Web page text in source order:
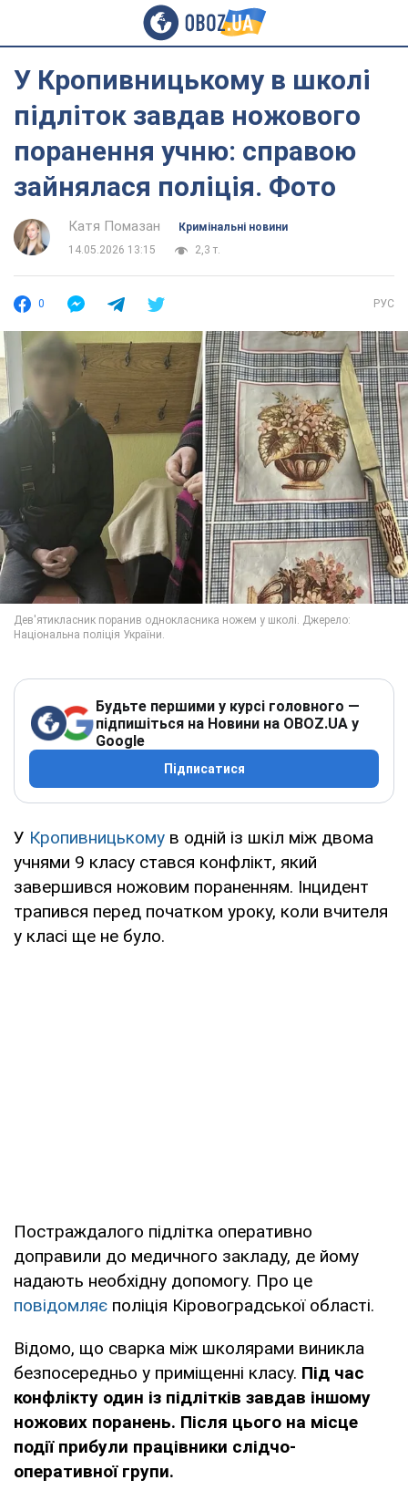
У Кропивницькому в школі
підліток завдав ножового
поранення учню: справою
зайнялася поліція. Фото
Катя Помазан
Кримінальні новини
14.05.2026 13:15
2,3 т.
0 РУС
Будьте першими у курсі головного —
підпишіться на Новини на OBOZ.UA у
Google
Підписатися
У Кропивницькому в одній із шкіл між двома
учнями 9 класу стався конфлікт, який
завершився ножовим пораненням. Інцидент
трапився перед початком уроку, коли вчителя
у класі ще не було.
Постраждалого підлітка оперативно
доправили до медичного закладу, де йому
надають необхідну допомогу. Про це
повідомляє поліція Кіровоградської області.
Відомо, що сварка між школярами виникла
безпосередньо у приміщенні класу. Під час
конфлікту один із підлітків завдав іншому
ножових поранень. Після цього на місце
події прибули працівники слідчо-
оперативної групи.